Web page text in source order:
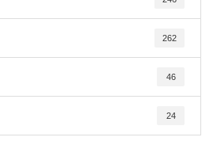
262
46
24